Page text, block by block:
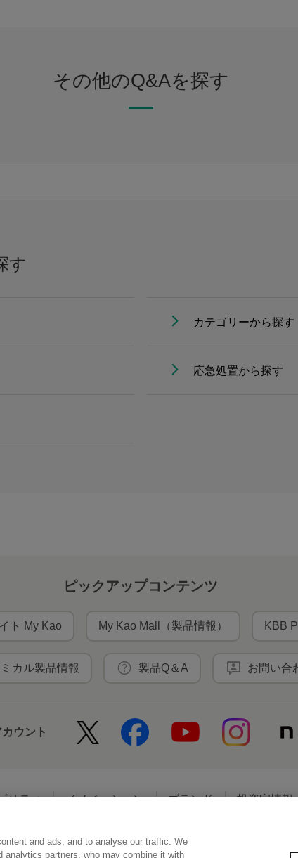
その他のQ&Aを探す
す
カテゴリーから探す
応急処置から探す
ピックアップコンテンツ
ト My Kao My Kao Mall（製品情報） KBB
カル製品情報 製品Q＆A お問い合
ウント
リティ イノベーション ブランド 投資家情報
シビリティ 個人情報保護方針 利用者情報の外部送信
and ads, and to analyse our traffic. We
analytics partners, who may combine it with